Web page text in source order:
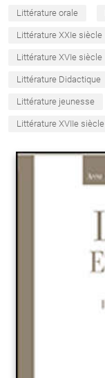
Littérature orale
Littérature XXIe siècle
Littérature XVIe siècle
Littérature Didactique
Littérature jeunesse
Littérature XVIIe siècle